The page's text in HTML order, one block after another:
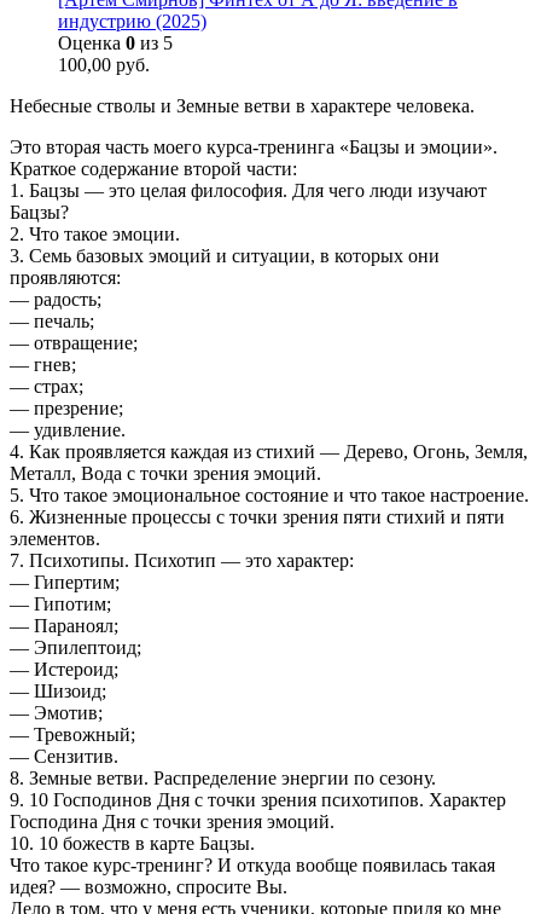
индустрию (2025)
Оценка 0 из 5
100,00 руб.
Небесные стволы и Земные ветви в характере человека.
Это вторая часть моего курса-тренинга «Бацзы и эмоции».
Краткое содержание второй части:
1. Бацзы — это целая философия. Для чего люди изучают
Бацзы?
2. Что такое эмоции.
3. Семь базовых эмоций и ситуации, в которых они
проявляются:
— радость;
— печаль;
— отвращение;
— гнев;
— страх;
— презрение;
— удивление.
4. Как проявляется каждая из стихий — Дерево, Огонь, Земля,
Металл, Вода с точки зрения эмоций.
5. Что такое эмоциональное состояние и что такое настроение.
6. Жизненные процессы с точки зрения пяти стихий и пяти
элементов.
7. Психотипы. Психотип — это характер:
— Гипертим;
— Гипотим;
— Параноял;
— Эпилептоид;
— Истероид;
— Шизоид;
— Эмотив;
— Тревожный;
— Сензитив.
8. Земные ветви. Распределение энергии по сезону.
9. 10 Господинов Дня с точки зрения психотипов. Характер
Господина Дня с точки зрения эмоций.
10. 10 божеств в карте Бацзы.
Что такое курс-тренинг? И откуда вообще появилась такая
идея? — возможно, спросите Вы.
Дело в том, что у меня есть ученики, которые придя ко мне